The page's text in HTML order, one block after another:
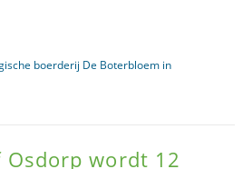
boerderij De Boterbloem in
wordt 12